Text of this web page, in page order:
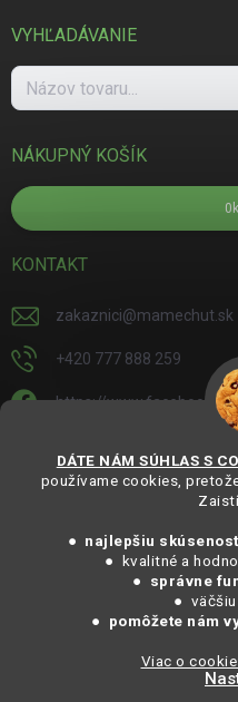
DÁTE NÁM SÚHLAS S
používame cookies,
● najlepšiu
● kvalitné a
●
správne
●
● pomôžete nám
Viac o
VYHĽADÁVANIE
NÁKUPNÝ KOŠÍK
0
KONTAKT
zakaznici@mamechut.sk
+420 777 888 259
https://
https://
@mamechut.czsk
MámeChuť